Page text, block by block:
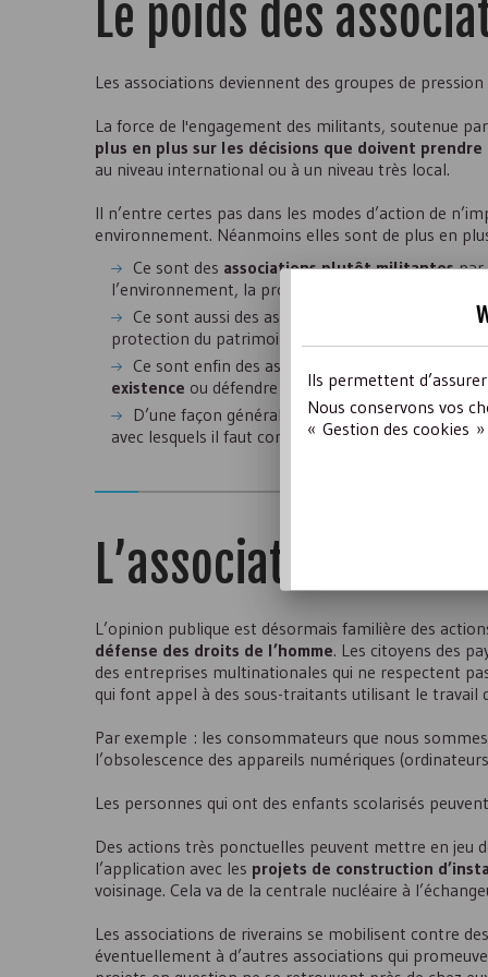
Le poids des
Les associations deviennent des groupes de
La force de l'engagement des militants, soutenue
plus en plus sur les décisions que doivent
au niveau international ou à un niveau très local.
Il n’entre certes pas dans les modes d’action de
environnement. Néanmoins elles sont de plus en
Ce sont des associations plutôt militantespar
l’environnement, la protection de la nature ou la
Ce sont aussi des associations qui
s’engagent
protection du patrimoine, défense du
Ce sont enfin des associations qui, à un
existence ou défendre un projet.
D’une façon générale, les associations se
avec lesquels il faut compter.
L’association : un
L’opinion publique est désormais familière des
défense des droits de l’homme. Les citoyens des
des entreprises multinationales qui ne respectent
qui font appel à des sous-traitants utilisant le travail
Par exemple : les consommateurs que nous
l’obsolescence des appareils numériques
Les personnes qui ont des enfants scolarisés
Des actions très ponctuelles peuvent mettre en jeu
l’application avec les projets de construction
voisinage. Cela va de la centrale nucléaire à
Les associations de riverains se mobilisent contre
éventuellement à d’autres associations qui
Ils permettent
Nous conservons vos
« Gestion des cookies